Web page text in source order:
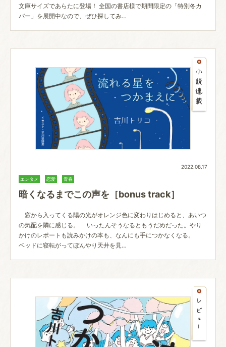
文庫サイズであらたに登場！ 全国の書店様で期間限定の「特別冬カ
バー」を展開中なので、ぜひ探してみ…
2022.08.17
エンタメ 恋愛 青春
暗くなるまでこの声を［bonus track］
窓から入ってくる陽の光がオレンジ色に変わりはじめると、あいつ
の気配を隣に感じる。 いったんそうなるともうだめだった。やり
かけのレポートも読みかけの本も、なんにも手につかなくなる。
ベッドに寝転がってぼんやり天井を見…